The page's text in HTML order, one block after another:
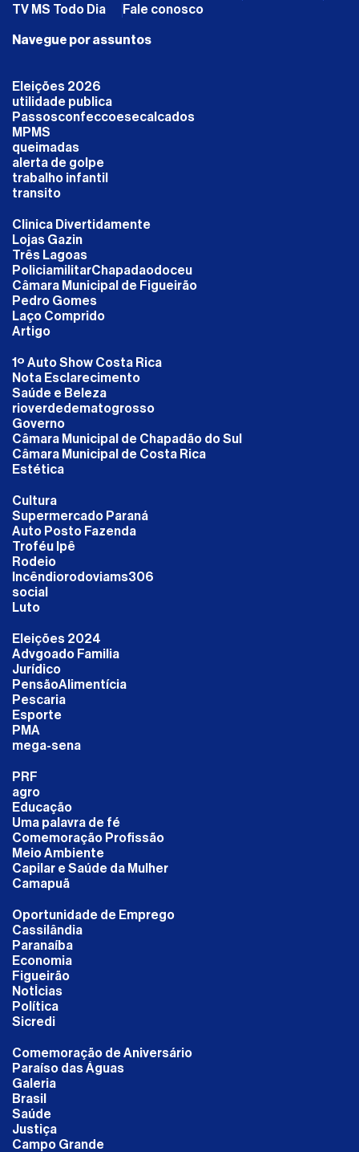
TV MS Todo Dia
Fale conosco
Navegue por assuntos
Eleições 2026
utilidade publica
Passosconfeccoesecalcados
MPMS
queimadas
alerta de golpe
trabalho infantil
transito
Clinica Divertidamente
Lojas Gazin
Três Lagoas
PoliciamilitarChapadaodoceu
Câmara Municipal de Figueirão
Pedro Gomes
Laço Comprido
Artigo
1º Auto Show Costa Rica
Nota Esclarecimento
Saúde e Beleza
rioverdedematogrosso
Governo
Câmara Municipal de Chapadão do Sul
Câmara Municipal de Costa Rica
Estética
Cultura
Supermercado Paraná
Auto Posto Fazenda
Troféu Ipê
Rodeio
Incêndiorodoviams306
social
Luto
Eleições 2024
Advgoado Familia
Jurídico
PensãoAlimentícia
Pescaria
Esporte
PMA
mega-sena
PRF
agro
Educação
Uma palavra de fé
Comemoração Profissão
Meio Ambiente
Capilar e Saúde da Mulher
Camapuã
Oportunidade de Emprego
Cassilândia
Paranaíba
Economia
Figueirão
NotÍcias
Política
Sicredi
Comemoração de Aniversário
Paraíso das Águas
Galeria
Brasil
Saúde
Justiça
Campo Grande